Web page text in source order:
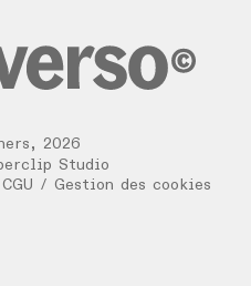
,
2026
Studio
/ Gestion des cookies